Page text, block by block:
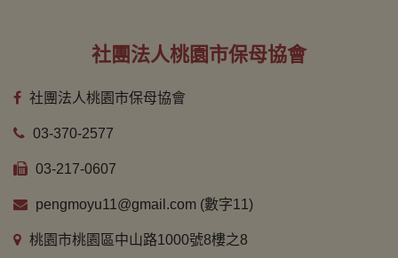
社團法人桃園市保母協會
社團法人桃園市保母協會
03-370-2577
03-217-0607
pengmoyu11@gmail.com (數字11)
桃園市桃園區中山路1000號8樓之8